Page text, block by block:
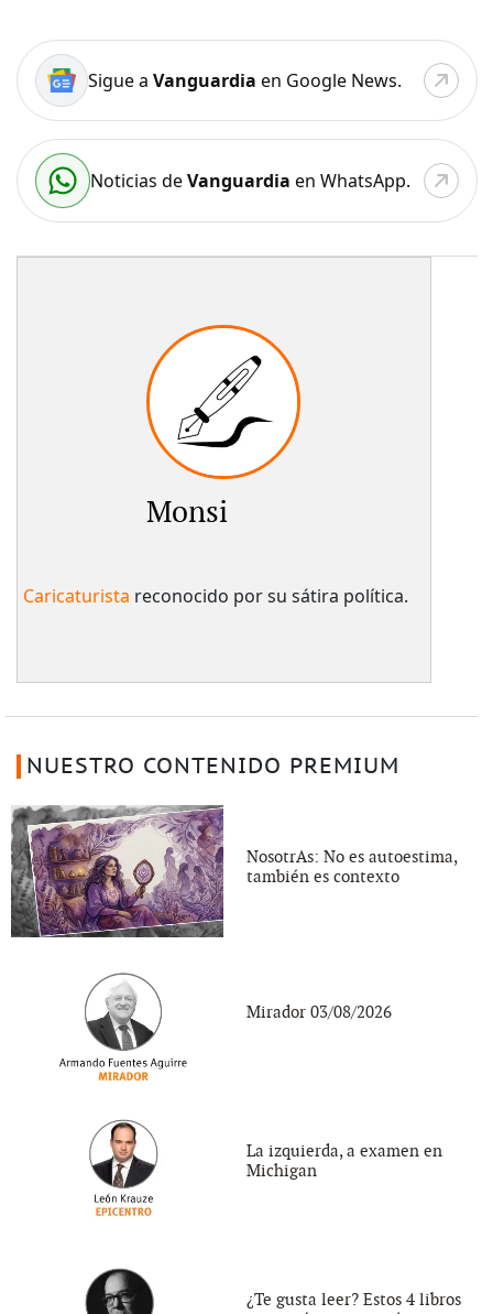
Sigue a Vanguardia en Google News.
Noticias deVanguardia en WhatsApp.
Monsi
Caricaturista reconocido por su sátira política.
NUESTRO CONTENIDO PREMIUM
NosotrAs: No es autoestima,
también es contexto
Mirador 03/08/2026
La izquierda, a examen en
Michigan
¿Te gusta leer? Estos 4 libros